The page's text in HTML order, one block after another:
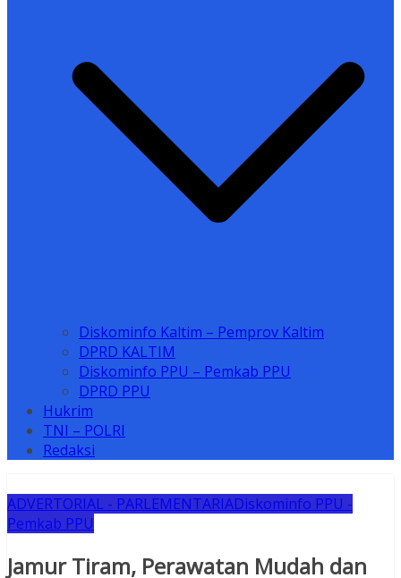
Diskominfo Kaltim – Pemprov Kaltim
DPRD KALTIM
Diskominfo PPU – Pemkab PPU
DPRD PPU
Hukrim
TNI – POLRI
Redaksi
ADVERTORIAL - PARLEMENTARIADiskominfo PPU -
Pemkab PPU
Jamur Tiram, Perawatan Mudah dan